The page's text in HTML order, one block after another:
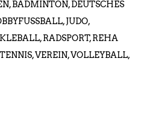
,BADMINTON,DEUTSCHES
,JUDO,
,RADSPORT,REHA
TENNIS,VEREIN,VOLLEYBALL,